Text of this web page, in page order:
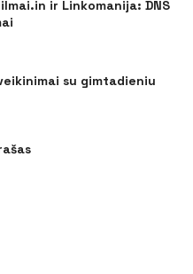
ir Linkomanija: DNS
su gimtadieniu